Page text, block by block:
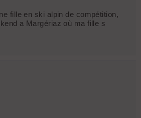
fille en ski alpin de compétition,
a Margériaz où ma fille s